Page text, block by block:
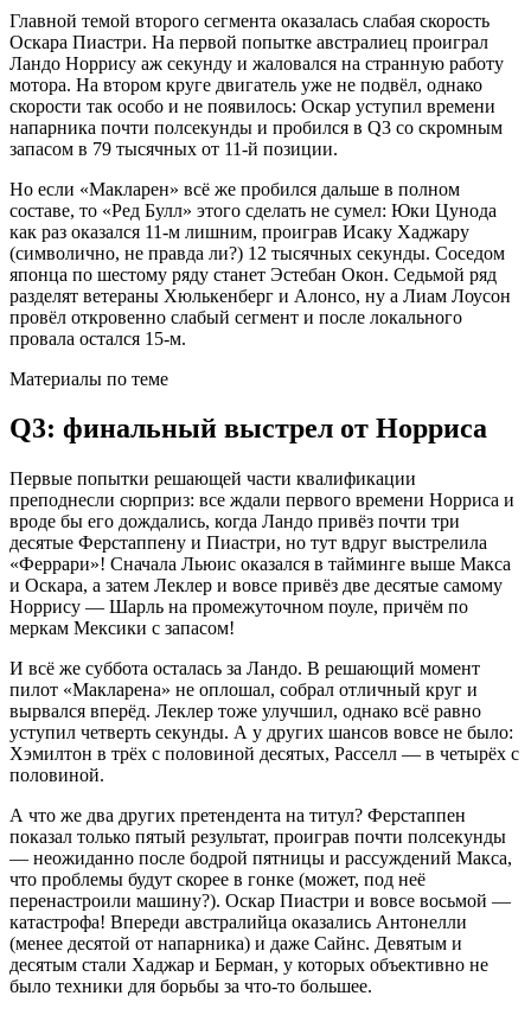
Главной темой второго сегмента оказалась слабая скорость
Оскара Пиастри. На первой попытке австралиец проиграл
Ландо Норрису аж секунду и жаловался на странную работу
мотора. На втором круге двигатель уже не подвёл, однако
скорости так особо и не появилось: Оскар уступил времени
напарника почти полсекунды и пробился в Q3 со скромным
запасом в 79 тысячных от 11-й позиции.
Но если «Макларен» всё же пробился дальше в полном
составе, то «Ред Булл» этого сделать не сумел: Юки Цунода
как раз оказался 11-м лишним, проиграв Исаку Хаджару
(символично, не правда ли?) 12 тысячных секунды. Соседом
японца по шестому ряду станет Эстебан Окон. Седьмой ряд
разделят ветераны Хюлькенберг и Алонсо, ну а Лиам Лоусон
провёл откровенно слабый сегмент и после локального
провала остался 15-м.
Материалы по теме
Q3: финальный выстрел от Норриса
Первые попытки решающей части квалификации
преподнесли сюрприз: все ждали первого времени Норриса и
вроде бы его дождались, когда Ландо привёз почти три
десятые Ферстаппену и Пиастри, но тут вдруг выстрелила
«Феррари»! Сначала Льюис оказался в тайминге выше Макса
и Оскара, а затем Леклер и вовсе привёз две десятые самому
Норрису — Шарль на промежуточном поуле, причём по
меркам Мексики с запасом!
И всё же суббота осталась за Ландо. В решающий момент
пилот «Макларена» не оплошал, собрал отличный круг и
вырвался вперёд. Леклер тоже улучшил, однако всё равно
уступил четверть секунды. А у других шансов вовсе не было:
Хэмилтон в трёх с половиной десятых, Расселл — в четырёх с
половиной.
А что же два других претендента на титул? Ферстаппен
показал только пятый результат, проиграв почти полсекунды
— неожиданно после бодрой пятницы и рассуждений Макса,
что проблемы будут скорее в гонке (может, под неё
перенастроили машину?). Оскар Пиастри и вовсе восьмой —
катастрофа! Впереди австралийца оказались Антонелли
(менее десятой от напарника) и даже Сайнс. Девятым и
десятым стали Хаджар и Берман, у которых объективно не
было техники для борьбы за что-то большее.